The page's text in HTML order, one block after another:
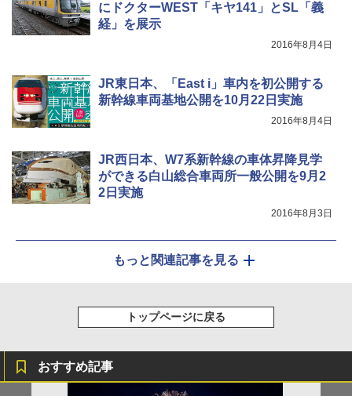
[キャンパーズコレクション 山善] 傘みたいに
広げるだけ パッとサッとテント キューブワ
イド ブラックコーティング フルクローズ メ
ATCW-150B エクルベージュ
￥-
着替えテント トイレテント 透けない【換気
通気窓付き】収納袋付き UVカット 防水 防災
￥3,080
にドクターWEST「キヤ141」とSL「義
経」を展示
2016年8月4日
JR東日本、「East i」車内を初公開する
新幹線車両基地公開を10月22日実施
2016年8月4日
JR西日本、W7系新幹線の車体昇降見学
ができる白山総合車両所一般公開を9月2
2日実施
2016年8月3日
もっと関連記事を見る
トップページに戻る
おすすめ記事